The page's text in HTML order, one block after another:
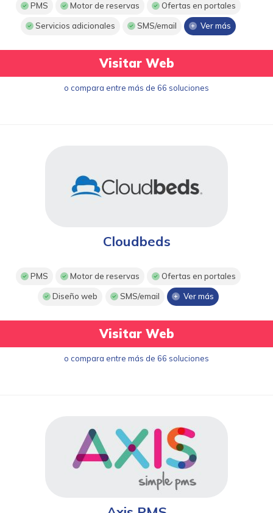
PMS Motor de reservas Ofertas en portales
Servicios adicionales SMS/email Ver más
Visitar Web
o compara entre más de 66 soluciones
Cloudbeds
PMS Motor de reservas Ofertas en portales
Diseño web SMS/email Ver más
Visitar Web
o compara entre más de 66 soluciones